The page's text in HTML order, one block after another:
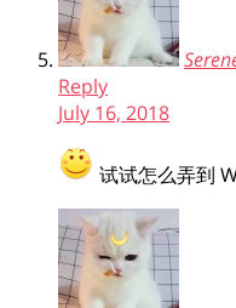
Reply
July 16, 2018
试试怎么弄到